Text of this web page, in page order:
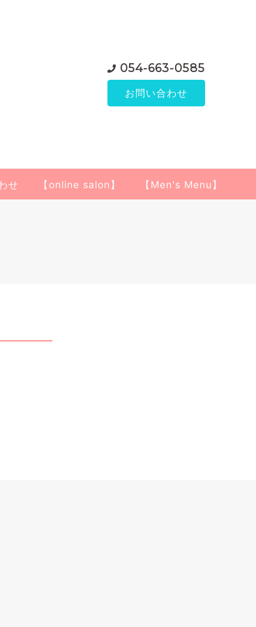
054-663-0585
お問い合わせ
せ 【online salon】 【Men's Menu】